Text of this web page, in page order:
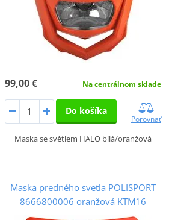
99,00 € Na centrálnom sklade
Do košíka
Porovnať
Maska se světlem HALO bílá/oranžová
Maska predného svetla POLISPORT
8666800006 oranžová KTM16